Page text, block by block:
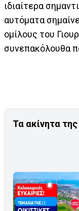
ιδιαίτερα
αυτόματα
ομίλους του
συνεπακόλουθα
Τα ακίνητα